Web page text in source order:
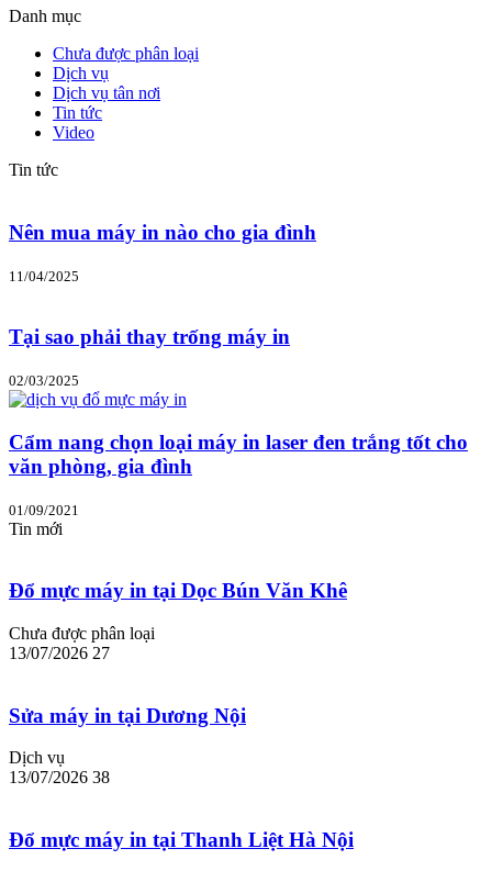
Danh mục
Chưa được phân loại
Dịch vụ
Dịch vụ tân nơi
Tin tức
Video
Tin tức
Nên mua máy in nào cho gia đình
11/04/2025
Tại sao phải thay trống máy in
02/03/2025
Cẩm nang chọn loại máy in laser đen trắng tốt cho
văn phòng, gia đình
01/09/2021
Tin mới
Đổ mực máy in tại Dọc Bún Văn Khê
Chưa được phân loại
13/07/2026 27
Sửa máy in tại Dương Nội
Dịch vụ
13/07/2026 38
Đổ mực máy in tại Thanh Liệt Hà Nội